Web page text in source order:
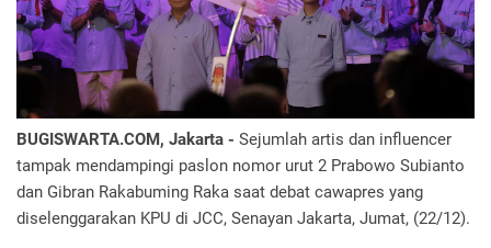
BUGISWARTA.COM, Jakarta - Sejumlah artis dan influencer
tampak mendampingi paslon nomor urut 2 Prabowo Subianto
dan Gibran Rakabuming Raka saat debat cawapres yang
diselenggarakan KPU di JCC, Senayan Jakarta, Jumat, (22/12).